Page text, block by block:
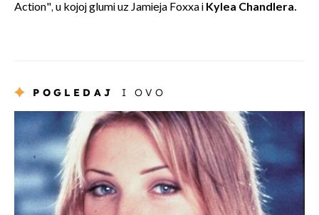
Action", u kojoj glumi uz Jamieja Foxxa i Kylea Chandlera.
POGLEDAJ I OVO